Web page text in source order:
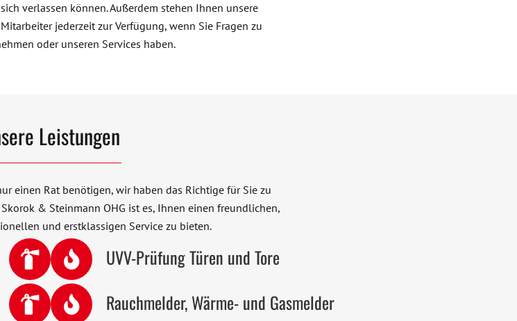
verlassen können. Außerdem stehen Ihnen unsere
jederzeit zur Verfügung, wenn Sie Fragen zu
oder unseren Services haben.
Leistungen
einen Rat benötigen, wir haben das Richtige für Sie zu
& Steinmann OHG ist es, Ihnen einen freundlichen,
und erstklassigen Service zu bieten.
UVV-Prüfung Türen und Tore
Rauchmelder, Wärme- und Gasmelder